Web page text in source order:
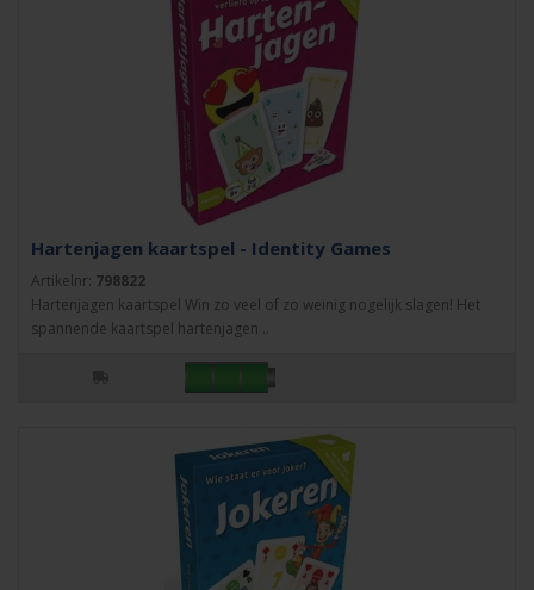
Hartenjagen kaartspel - Identity Games
Artikelnr: 798822
Hartenjagen kaartspel Win zo veel of zo weinig nogelijk slagen! Het
spannende kaartspel hartenjagen ..